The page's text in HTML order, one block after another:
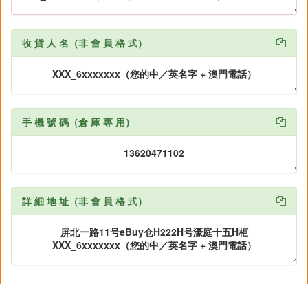
收 貨 人 名（非 會 員 格 式） 
手 機 號 碼（倉 庫 專 用） 
詳 細 地 址（非 會 員 格 式） 